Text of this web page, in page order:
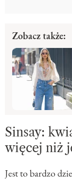
Zobacz także:
Sinsay:
więcej niż
Jest to bardzo